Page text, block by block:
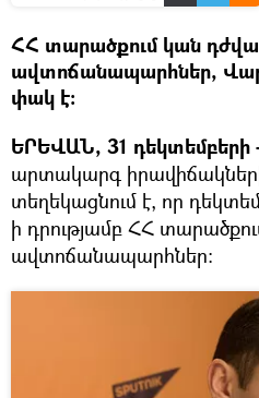
ՀՀ տարածքում կան
ավտոճանապարհներ,
փակ է։
ԵՐԵՎԱՆ, 31 դեկտեմբերի
արտակարգ
տեղեկացնում է, որ
ի դրությամբ ՀՀ
ավտոճանապարհներ: